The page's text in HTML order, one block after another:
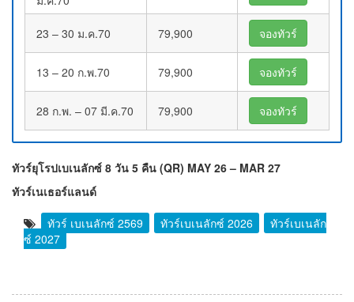
23 – 30 ม.ค.70 79,900 จองทัวร์
13 – 20 ก.พ.70 79,900 จองทัวร์
28 ก.พ. – 07 มี.ค.70 79,900 จองทัวร์
ทัวร์ยุโรปเบเนลักซ์ 8 วัน 5 คืน (QR) MAY 26 – MAR 27
ทัวร์เนเธอร์แลนด์
ทัวร์ เบเนลักซ์ 2569
ทัวร์เบเนลักซ์ 2026
ทัวร์เบเนลัก
ซ์ 2027